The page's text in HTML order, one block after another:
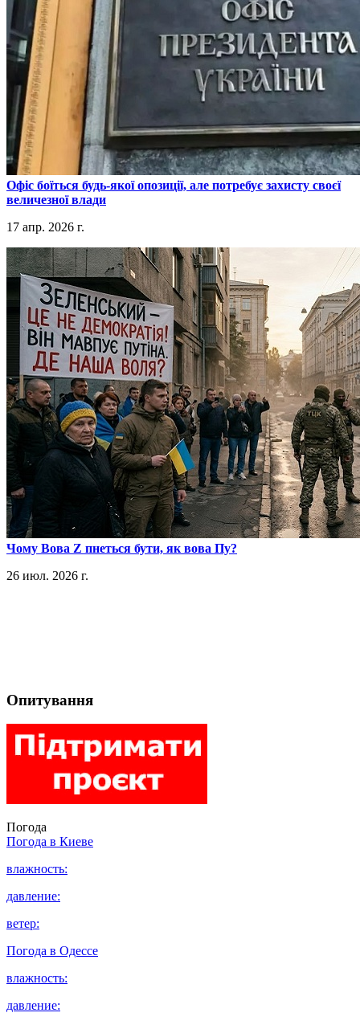
​Офіс боїться будь-якої опозиції, але потребує захисту своєї
величезної влади
17 апр. 2026 г.
​Чому Вова Z пнеться бути, як вова Пу?
26 июл. 2026 г.
Опитування
Погода
Погода в Киеве
влажность:
давление:
ветер:
Погода в Одессе
влажность:
давление: